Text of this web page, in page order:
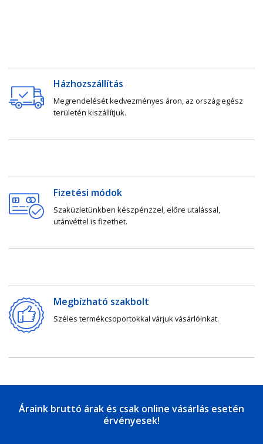
Házhozszállítás
Megrendelését kedvezményes áron, az ország egész
területén kiszállítjuk.
Fizetési módok
Szaküzletünkben készpénzzel, előre utalással,
utánvéttel is fizethet.
Megbízható szakbolt
Széles termékcsoportokkal várjuk vásárlóinkat.
Áraink bruttó árak és csak online vásárlás esetén
érvényesek!